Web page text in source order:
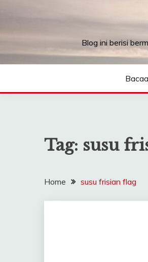
Blog ini berisi
Tag: susu
Home susu frisian flag